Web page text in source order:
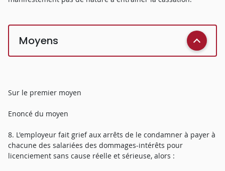
Moyens
Sur le premier moyen
Enoncé du moyen
8. L'employeur fait grief aux arrêts de le condamner à payer à
chacune des salariées des dommages-intérêts pour
licenciement sans cause réelle et sérieuse, alors :